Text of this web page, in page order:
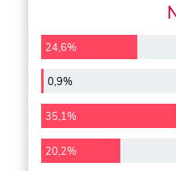
24,6%
0,9%
35,1%
20,2%